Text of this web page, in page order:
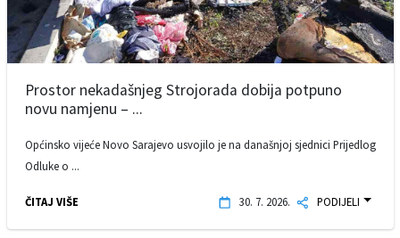
Prostor nekadašnjeg Strojorada dobija potpuno
novu namjenu – ...
Općinsko vijeće Novo Sarajevo usvojilo je na današnjoj sjednici Prijedlog
Odluke o ...
ČITAJ VIŠE 30. 7. 2026. PODIJELI